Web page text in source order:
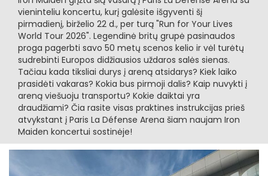
vieninteliu koncertu, kurį galėsite išgyventi šį
pirmadienį, birželio 22 d., per turą "Run for Your Lives
World Tour 2026". Legendinė britų grupė pasinaudos
proga pagerbti savo 50 metų scenos kelio ir vėl turėtų
sudrebinti Europos didžiausios uždaros salės sienas.
Tačiau kada tiksliai durys į areną atsidarys? Kiek laiko
prasidėti vakaras? Kokia bus pirmoji dalis? Kaip nuvykti į
areną viešuoju transportu? Kokie daiktai yra
draudžiami? Čia rasite visas praktines instrukcijas prieš
atvykstant į Paris La Défense Arena šiam naujam Iron
Maiden koncertui sostinėje!